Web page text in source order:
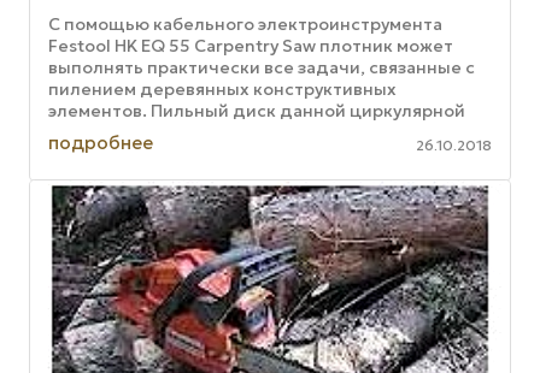
С помощью кабельного электроинструмента
Festool HK EQ 55 Carpentry Saw плотник может
выполнять практически все задачи, связанные с
пилением деревянных конструктивных
элементов. Пильный диск данной циркулярной
пилы делает повторные резы быстрее, чем ...
подробнее 26.10.2018